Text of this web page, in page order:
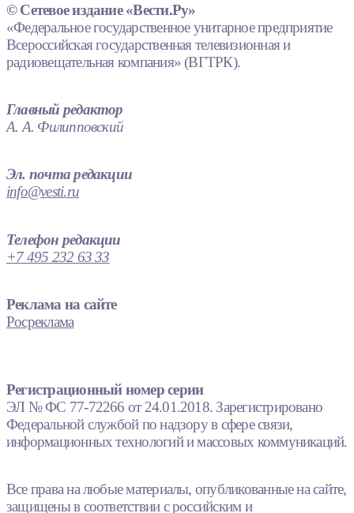
© Сетевое издание «Вести.Ру»
«Федеральное государственное унитарное предприятие
Всероссийская государственная телевизионная и
радиовещательная компания» (ВГТРК).
Главный редактор
А. А. Филипповский
Эл. почта редакции
info@vesti.ru
Телефон редакции
+7 495 232 63 33
Реклама на сайте
Росреклама
Регистрационный номер серии
ЭЛ № ФС 77-72266 от 24.01.2018. Зарегистрировано
Федеральной службой по надзору в сфере связи,
информационных технологий и массовых коммуникаций.
Все права на любые материалы, опубликованные на сайте,
защищены в соответствии с российским и